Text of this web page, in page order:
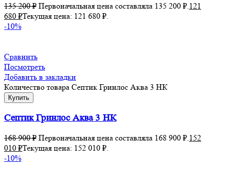
135 200₽ Первоначальная цена составляла 135 200 ₽.121
680 ₽Текущая цена: 121 680 ₽.
-10%
Сравнить
Посмотреть
Добавить в закладки
Количество товара Септик Гринлос Аква 3 НК
Купить
Септик Гринлос Аква 3 НК
168 900₽ Первоначальная цена составляла 168 900 ₽.152
010 ₽Текущая цена: 152 010 ₽.
-10%